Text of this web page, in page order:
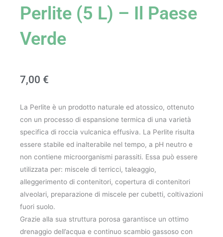
Perlite (5 L) – Il Paese
Verde
7,00 €
La Perlite è un prodotto naturale ed atossico, ottenuto
con un processo di espansione termica di una varietà
specifica di roccia vulcanica effusiva. La Perlite risulta
essere stabile ed inalterabile nel tempo, a pH neutro e
non contiene microorganismi parassiti. Essa può essere
utilizzata per: miscele di terricci, taleaggio,
alleggerimento di contenitori, copertura di contenitori
alveolari, preparazione di miscele per cubetti, coltivazioni
fuori suolo.
Grazie alla sua struttura porosa garantisce un ottimo
drenaggio dell’acqua e continuo scambio gassoso con